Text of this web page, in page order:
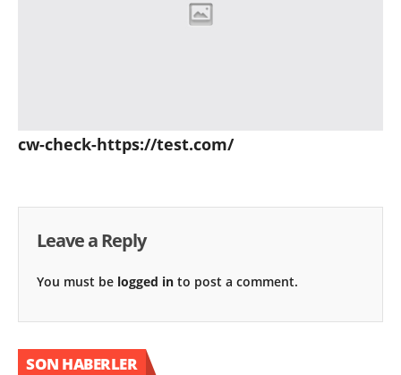
cw-check-https://test.com/
Leave a Reply
You must be logged in to post a comment.
SON HABERLER